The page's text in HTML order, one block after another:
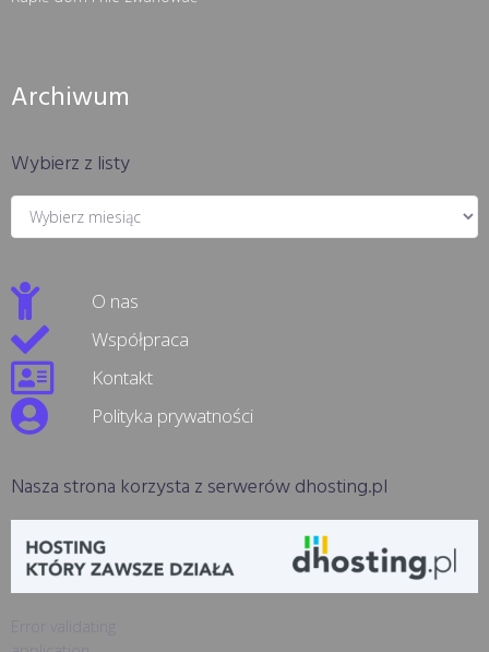
Archiwum
Wybierz z listy
O nas
Współpraca
Kontakt
Polityka prywatności
Nasza strona korzysta z serwerów dhosting.pl